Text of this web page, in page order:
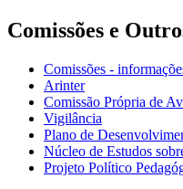
Comissões e
Comissões -
Arinter
Comissão Própria de
Vigilância
Plano de
Núcleo de Estudos
Projeto Político